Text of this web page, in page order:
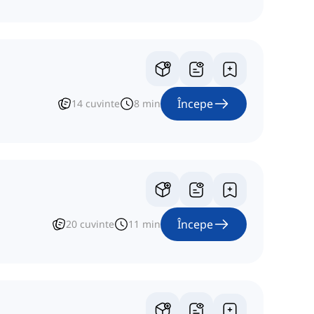
14 cuvinte 8 min Începe
20 cuvinte 11 min Începe